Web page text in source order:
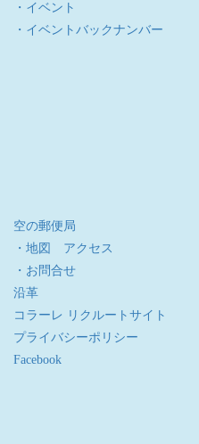
・イベント
・イベントバックナンバー
空の郵便局
・地図 アクセス
・お問合せ
沿革
コラーレ リクルートサイト
プライバシーポリシー
Facebook